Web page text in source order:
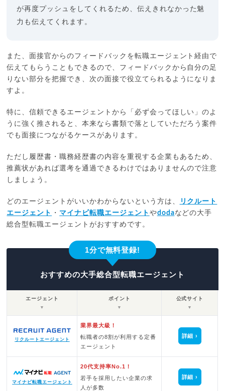
が再度プッシュをしてくれるため、伝えきれなかった魅
力も伝えてくれます。
また、面接官からのフィードバックを転職エージェント経由で
伝えてもらうこともできるので、フィードバックから自分の足
りない部分を把握でき、次の面接で役立てられるようになりま
すよ。
特に、信頼できるエージェントから「必ず会ってほしい」のよ
うに強く推されると、本来なら書類で落としていただろう案件
でも面接につながるケースがあります。
ただし履歴書・職務経歴書の内容を重視する企業もあるため、
推薦状があれば選考を通過できるわけではありませんので注意
しましょう。
どのエージェントがいいかわからないという方は、
リクルート
エージェント
・ マイナビ転職エージェント やdodaなどの大手
総合型転職エージェントがおすすめです。
1分で無料登録!
おすすめの大手総合型転職エージェント
エージェント
▼
ポイント
▼
公式サイト
▼
リクルートエージェント
業界最大級！
転職者の8割が利用する定番
エージェント
詳細
マイナビ転職エージェント
20代支持率No.1！
若手を採用したい企業の求
人が多数
詳細